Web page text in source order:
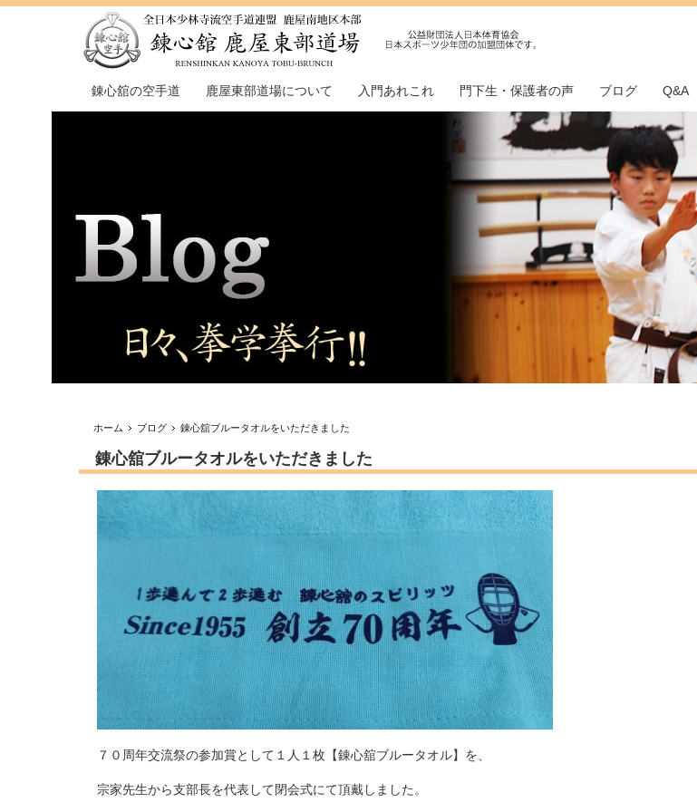
錬心舘の空手道 鹿屋東部道場について 入門あれこれ 門下生・保護者の声 ブログ Q&A
ホーム ブログ 錬心舘ブルータオルをいただきました
錬心舘ブルータオルをいただきました
７０周年交流祭の参加賞として１人１枚【錬心舘ブルータオル】を、
宗家先生から支部長を代表して閉会式にて頂戴しました。